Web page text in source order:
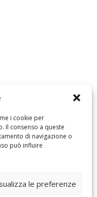
i cookie per
Il consenso a queste
di navigazione o
può influire
le preferenze